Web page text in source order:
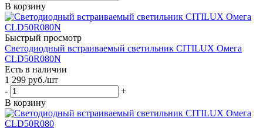
В корзину
Быстрый просмотр
Светодиодный встраиваемый светильник CITILUX Омега
CLD50R080N
Есть в наличии
1 299 руб./шт
-
+
В корзину